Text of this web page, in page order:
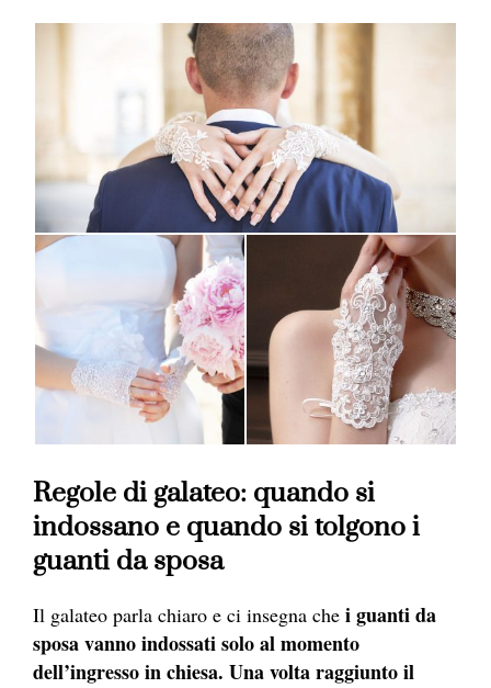
Regole di galateo: quando si
indossano e quando si tolgono i
guanti da sposa
Il galateo parla chiaro e ci insegna che i guanti da
sposa vanno indossati solo al momento
dell’ingresso in chiesa. Una volta raggiunto il